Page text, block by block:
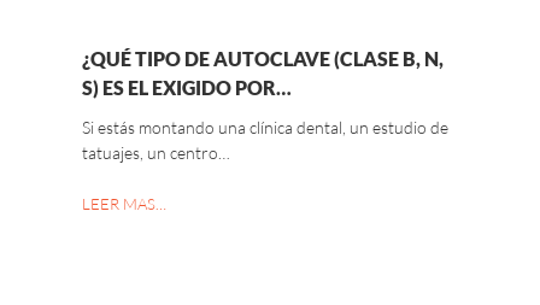
¿QUÉ TIPO DE AUTOCLAVE (CLASE B, N,
S) ES EL EXIGIDO POR…
Si estás montando una clínica dental, un estudio de
tatuajes, un centro…
LEER MAS…